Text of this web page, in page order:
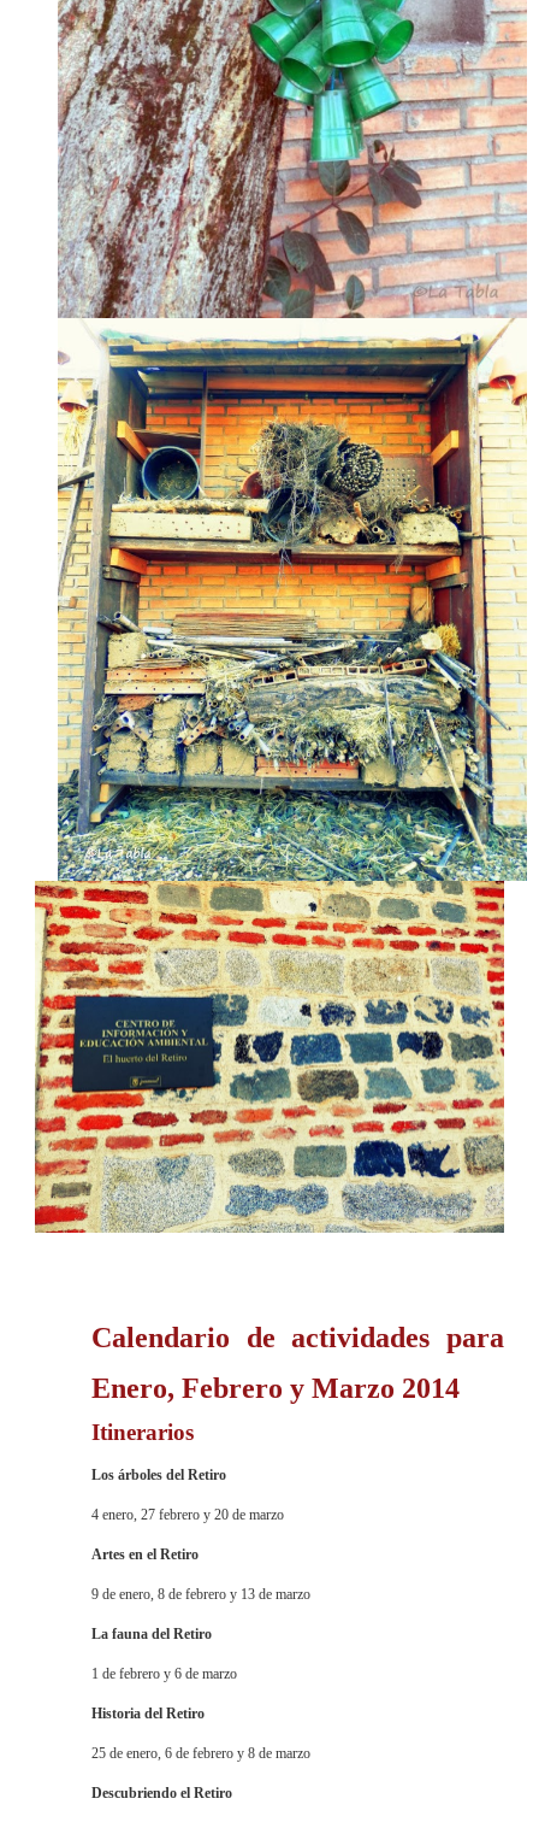
Calendario de actividades para
Enero, Febrero y Marzo 2014
Itinerarios
Los árboles del Retiro
4 enero, 27 febrero y 20 de marzo
Artes en el Retiro
9 de enero, 8 de febrero y 13 de marzo
La fauna del Retiro
1 de febrero y 6 de marzo
Historia del Retiro
25 de enero, 6 de febrero y 8 de marzo
Descubriendo el Retiro